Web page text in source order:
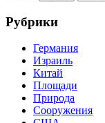
Рубрики
Германия
Израиль
Китай
Площади
Природа
Сооружения